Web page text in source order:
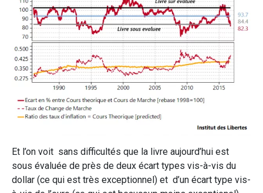
Et l’on voit sans difficultés que la livre aujourd’hui est
sous évaluée de près de deux écart types vis-à-vis du
dollar (ce qui est très exceptionnel) et d’un écart type vis-